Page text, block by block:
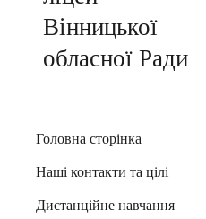
Вінницької
обласної Ради
Головна сторінка
Наші контакти та цілі
Дистанційне навчання